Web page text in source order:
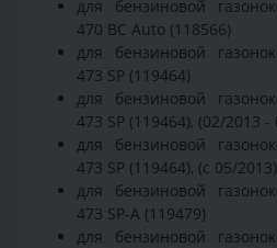
для бензиновой
470 BC Auto (118566)
для бензиновой
473 SP (119464)
для бензиновой
473 SP (119464), (02/2013 -
для бензиновой
473 SP (119464), (с 05/2013)
для бензиновой
473 SP-A (119479)
для бензиновой